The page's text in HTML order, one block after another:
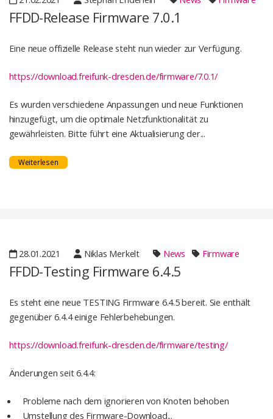
FFDD-Release Firmware 7.0.1
Eine neue offizielle Release steht nun wieder zur Verfügung.
https://download.freifunk-dresden.de/firmware/7.0.1/
Es wurden verschiedene Anpassungen und neue Funktionen
hinzugefügt, um die optimale Netzfunktionalität zu
gewährleisten. Bitte führt eine Aktualisierung der...
Weiterlesen
28.01.2021 Niklas Merkelt News Firmware
FFDD-Testing Firmware 6.4.5
Es steht eine neue TESTING Firmware 6.4.5 bereit. Sie enthält
gegenüber 6.4.4 einige Fehlerbehebungen.
https://download.freifunk-dresden.de/firmware/testing/
Änderungen seit 6.4.4:
Probleme nach dem ignorieren von Knoten behoben
Umstellung des Firmware-Download...